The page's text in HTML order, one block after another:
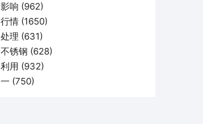
影响 (962)
行情 (1650)
处理 (631)
不锈钢 (628)
利用 (932)
一 (750)